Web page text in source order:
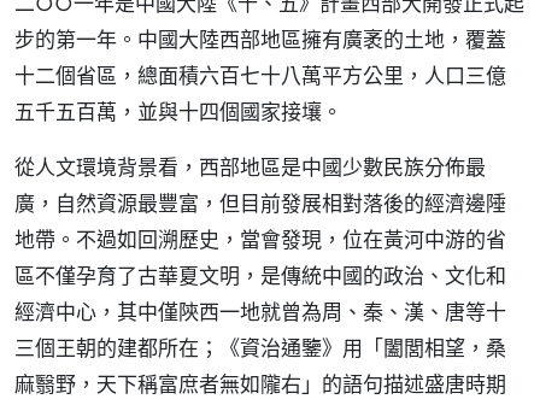
步的第一年。中國大陸西部地區擁有廣袤的土地，覆蓋
十二個省區，總面積六百七十八萬平方公里，人口三億
五千五百萬，並與十四個國家接壤。
從人文環境背景看，西部地區是中國少數民族分佈最
廣，自然資源最豐富，但目前發展相對落後的經濟邊陲
地帶。不過如回溯歷史，當會發現，位在黃河中游的省
區不僅孕育了古華夏文明，是傳統中國的政治、文化和
經濟中心，其中僅陝西一地就曾為周、秦、漢、唐等十
三個王朝的建都所在；《資治通鑒》用「闔閭相望，桑
麻翳野，天下稱富庶者無如隴右」的語句描述盛唐時期